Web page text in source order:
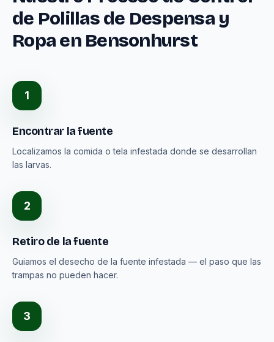
de Polillas de Despensa y
Ropa en Bensonhurst
1
Encontrar la fuente
Localizamos la comida o tela infestada donde se desarrollan
las larvas.
2
Retiro de la fuente
Guiamos el desecho de la fuente infestada — el paso que las
trampas no pueden hacer.
3